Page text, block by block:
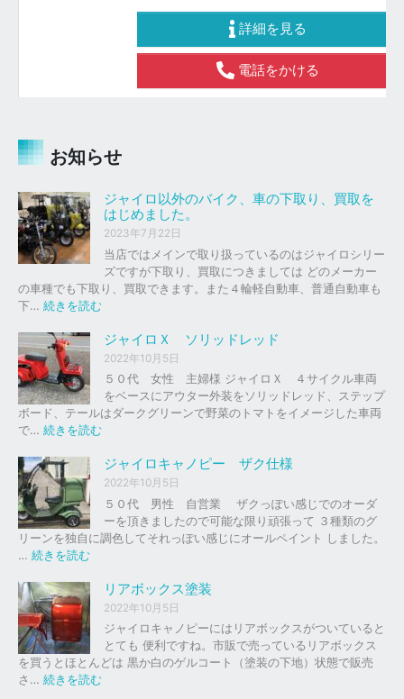
詳細を見る
電話をかける
お知らせ
ジャイロ以外のバイク、車の下取り、買取を
はじめました。
2023年7月22日
当店ではメインで取り扱っているのはジャイロシリー
ズですが下取り、買取につきましては どのメーカー
の車種でも下取り、買取できます。また４輪軽自動車、普通自動車も
下… 続きを読む
ャ
イ
ロ
以
外
イ
ク
車
下
、
買
取
を
は
ジャイロＸ ソリッドレッド
2022年10月5日
５０代 女性 主婦様 ジャイロＸ ４サイクル車両
をベースにアウター外装をソリッドレッド、ステップ
ボード、テールはダークグリーンで野菜のトマトをイメージした車両
で… 続きを読む
ャ
イ
ロ
ソ
ッ
ド
ッ
ド
ジャイロキャノピー ザク仕様
2022年10月5日
５０代 男性 自営業 ザクっぽい感じでのオーダ
ーを頂きましたので可能な限り頑張って ３種類のグ
リーンを独自に調色してそれっぽい感じにオールペイント しました。
… 続きを読む
イ
キ
ャ
ノ
リアボックス塗装
2022年10月5日
ジャイロキャノピーにはリアボックスがついていると
とても 便利ですね。市販で売っているリアボックス
を買うとほとんどは 黒か白のゲルコート（塗装の下地）状態で販売
さ… 続きを読む